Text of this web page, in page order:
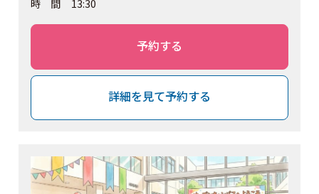
時間
13:30
予約する
詳細を見て予約する